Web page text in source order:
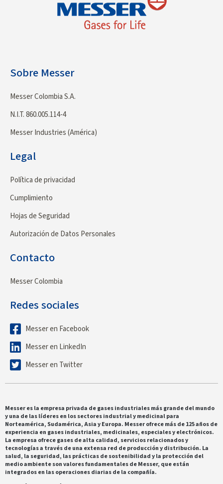
Sobre Messer
Messer Colombia S.A.
N.I.T. 860.005.114-4
Messer Industries (América)
Legal
Política de privacidad
Cumplimiento
Hojas de Seguridad
Autorización de Datos Personales
Contacto
Messer Colombia
Redes sociales
Messer en Facebook
Messer en LinkedIn
Messer en Twitter
Messer es la empresa privada de gases industriales más grande del mundo
y una de las líderes en los sectores industrial y medicinal para
Norteamérica, Sudamérica, Asia y Europa. Messer ofrece más de 125 años de
experiencia en gases industriales, medicinales, especiales y electrónicos.
La empresa ofrece gases de alta calidad, servicios relacionados y
tecnologías a través de una extensa red de producción y distribución. La
salud, la seguridad, las prácticas de sostenibilidad y la protección del
medio ambiente son valores fundamentales de Messer, que están
integrados en las operaciones diarias de la compañía.